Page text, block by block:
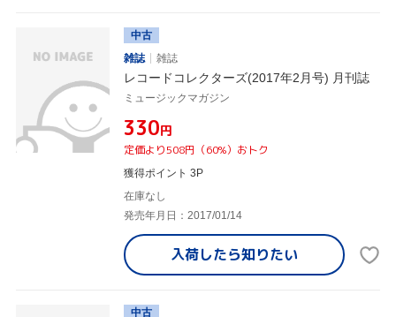
中古
雑誌
雑誌
レコードコレクターズ(2017年2月号) 月刊誌
ミュージックマガジン
¥330円
定価より508円（60%）おトク
獲得ポイント 3P
在庫なし
発売年月日：2017/01/14
入荷したら知りたい
中古